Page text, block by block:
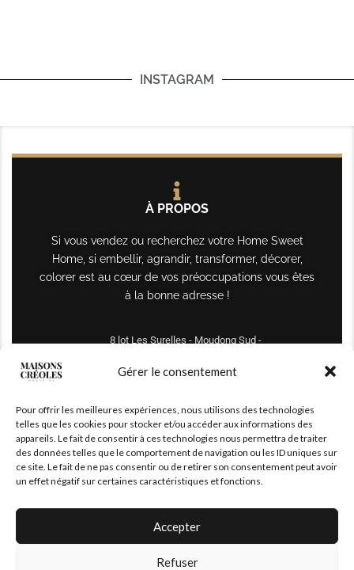
Gérer le consentement
Pour offrir les meilleures expériences, nous utilisons des technologies
telles que les cookies pour stocker et/ou accéder aux informations des
appareils. Le fait de consentir à ces technologies nous permettra de traiter
des données telles que le comportement de navigation ou les ID uniques sur
ce site. Le fait de ne pas consentir ou de retirer son consentement peut avoir
un effet négatif sur certaines caractéristiques et fonctions.
Accepter
Refuser
INSTAGRAM
À PROPOS
Si vous vendez ou recherchez votre Home Sweet
Home, si embellir, agrandir, transformer, décorer,
colorer est au cœur de vos préoccupations vous êtes
à la bonne adresse !
8 lot Les Surelles - Moudong Sud -
maisonscreoles.immo@gmail.com